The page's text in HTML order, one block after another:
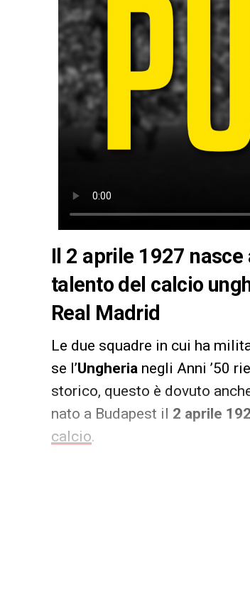
Il 2 aprile 1927
talento del calcio
Real Madrid
Le due squadre in cui ha
se l’Ungheria negli Anni ’50
storico, questo è dovuto
nato a Budapest il 2 aprile
calcio.
In carriera, è riuscito a
numeri mostruosi anche per